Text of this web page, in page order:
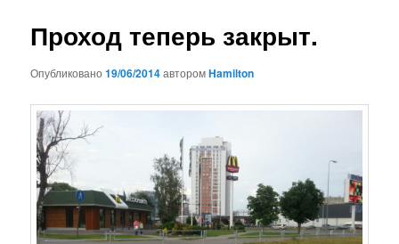
Проход теперь закрыт.
Опубликовано19/06/2014авторомHamilton